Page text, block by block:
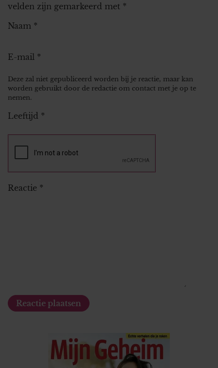
velden zijn gemarkeerd met *
Naam *
E-mail *
Deze zal niet gepubliceerd worden bij je reactie, maar kan
worden gebruikt door de redactie om contact met je op te
nemen.
Leeftijd *
Reactie *